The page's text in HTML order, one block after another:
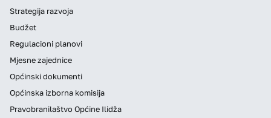
Strategija razvoja
Budžet
Regulacioni planovi
Mjesne zajednice
Općinski dokumenti
Općinska izborna komisija
Pravobranilaštvo Općine Ilidža